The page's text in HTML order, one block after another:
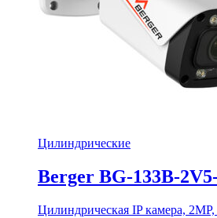
Цилиндрические
Berger BG-133B-
Цилиндрическая IP камера,